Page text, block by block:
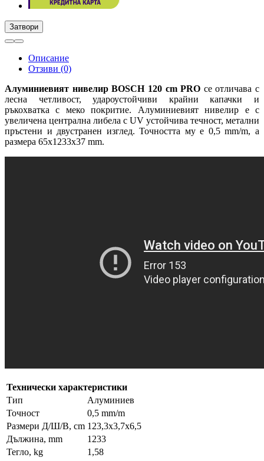
Затвори
Описание
Отзиви (0)
Алуминиевият нивелир BOSCH 120 cm PRO се отличава с
лесна четливост, удароустойчиви крайни капачки и
ръкохватка с меко покритие. Алуминиевият нивелир е с
увеличена централна либела с UV устойчива течност, метални
пръстени и двустранен изглед. Точността му е 0,5 mm/m, а
размера 65x1233x37 mm.
Технически характеристики
Тип
Алуминиев
Точност
0,5 mm/m
Размери Д/Ш/В, cm 123,3x3,7x6,5
Дължина, mm
1233
Тегло, kg
1,58